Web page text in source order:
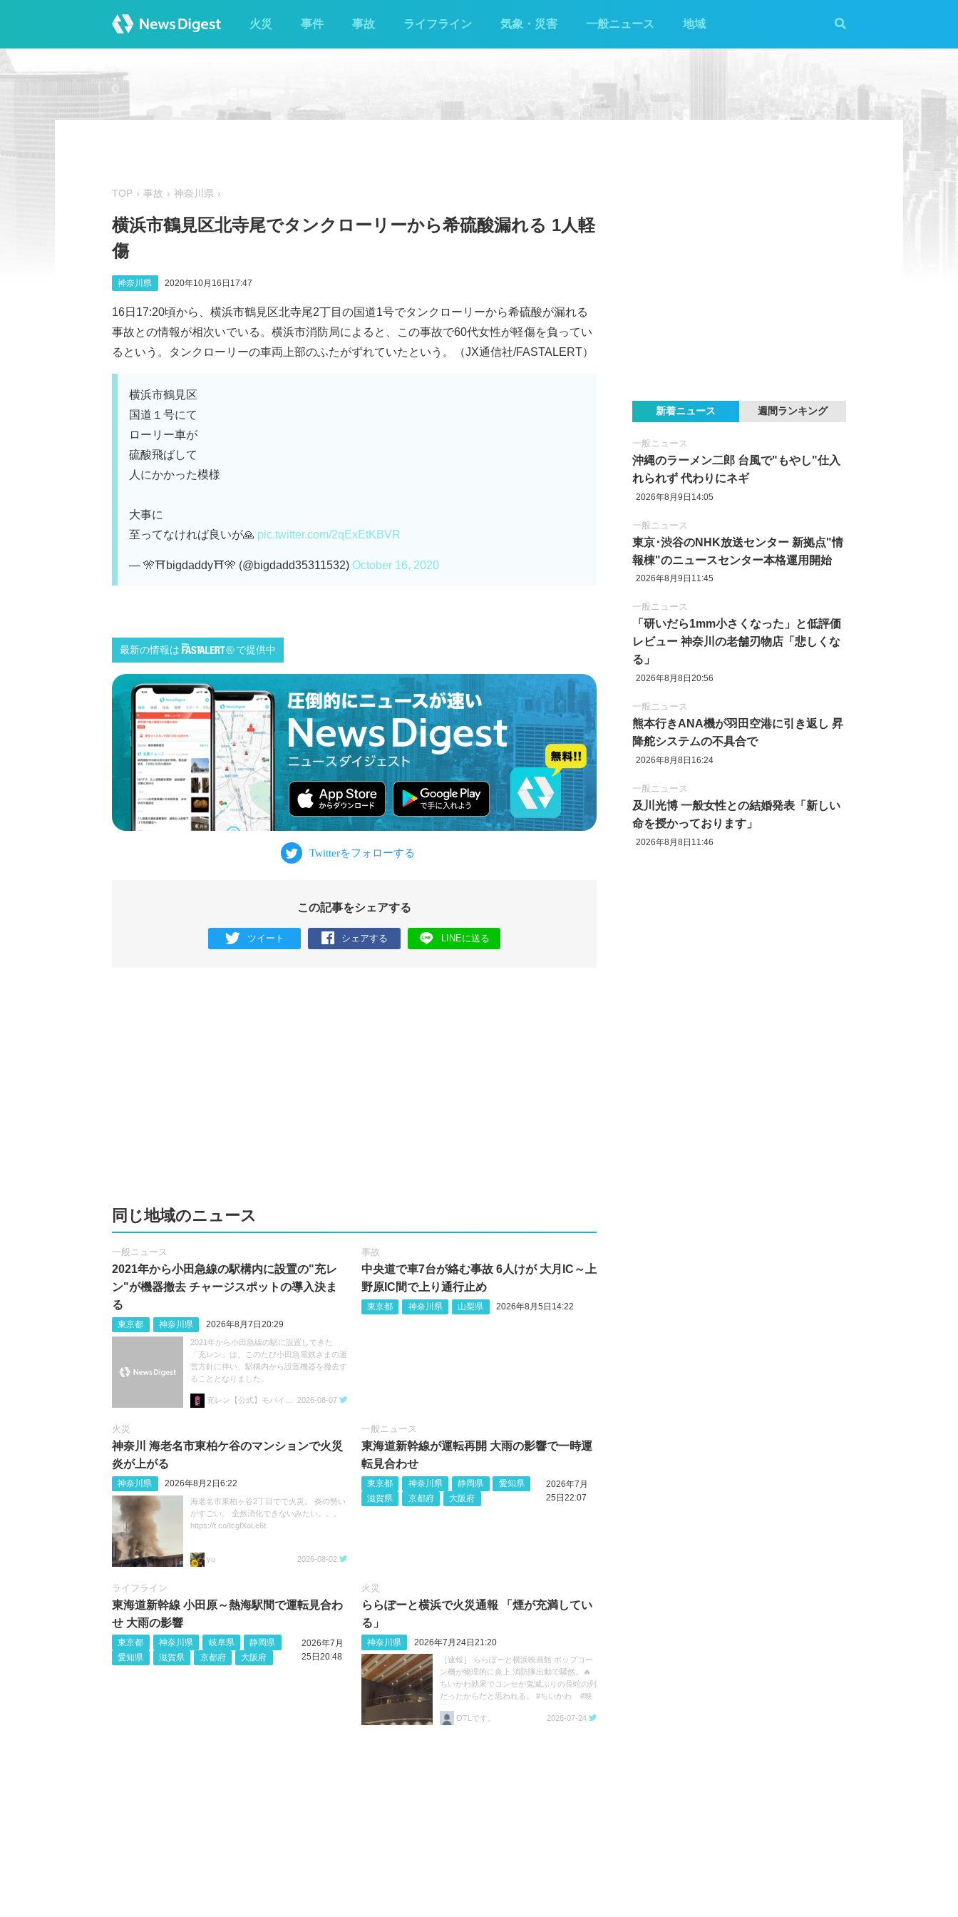
火災 事件 事故 ライフライン 気象・災害 一般ニュース 地域
TOP 事故 神奈川県
横浜市鶴見区北寺尾でタンクローリーから希硫酸漏れる 1人軽
傷
神奈川県 2020年10月16日17:47
16日17:20頃から、横浜市鶴見区北寺尾2丁目の国道1号でタンクローリーから希硫酸が漏れる
事故との情報が相次いでいる。横浜市消防局によると、この事故で60代女性が軽傷を負ってい
るという。タンクローリーの車両上部のふたがずれていたという。（JX通信社/FASTALERT）
横浜市鶴見区
国道１号にて
ローリー車が
硫酸飛ばして
人にかかった模様
大事に
至ってなければ良いが🙏 pic.twitter.com/2qExEtKBVR
— 🎌⛩bigdaddy⛩🎌 (@bigdadd35311532) October 16, 2020
最新の情報は で提供中
この記事をシェアする
ツイート シェアする LINEに送る
同じ地域のニュース
一般ニュース
2021年から小田急線の駅構内に設置の"充レ
ン"が機器撤去 チャージスポットの導入決ま
る
東京都 神奈川県 2026年8月7日20:29
2021年から小田急線の駅に設置してきた
「充レン」は、このたび小田急電鉄さまの運
営方針に伴い、駅構内から設置機器を撤去す
ることとなりました。
2026-08-07
事故
中央道で車7台が絡む事故 6人けが 大月IC～上
野原IC間で上り通行止め
東京都 神奈川県 山梨県 2026年8月5日14:22
火災
神奈川 海老名市東柏ケ谷のマンションで火災
炎が上がる
神奈川県 2026年8月2日6:22
海老名市東柏ヶ谷2丁目でで火災。 炎の勢い
がすごい。 全然消化できないみたい。。。
https://t.co/tcgfXoLe6t
yu 2026-08-02
一般ニュース
東海道新幹線が運転再開 大雨の影響で一時運
転見合わせ
東京都 神奈川県 静岡県
愛知県
滋賀県
京都府 大阪府
2026年7月
25日22:07
ライフライン
東海道新幹線 小田原～熱海駅間で運転見合わ
せ 大雨の影響
東京都 神奈川県 岐阜県
静岡県
愛知県
滋賀県 京都府 大阪府
2026年7月
25日20:48
火災
ららぽーと横浜で火災通報 「煙が充満してい
る」
神奈川県 2026年7月24日21:20
［速報］ ららぽーと横浜映画館 ポップコー
ン機が物理的に炎上 消防隊出動で騒然。🔥
ちいかわ効果でコンセが鬼滅ぶりの長蛇の列
だったからだと思われる。 #ちいかわ #映
OTLです。
2026-07-24
新着ニュース 週間ランキング
一般ニュース
沖縄のラーメン二郎 台風で"もやし"仕入
れられず 代わりにネギ
2026年8月9日14:05
一般ニュース
東京‪･‬渋谷のNHK放送センター 新拠点"情
報棟"のニュースセンター本格運用開始
2026年8月9日11:45
一般ニュース
「研いだら1mm小さくなった」と低評価
レビュー 神奈川の老舗刃物店「悲しくな
る」
2026年8月8日20:56
一般ニュース
熊本行きANA機が羽田空港に引き返し 昇
降舵システムの不具合で
2026年8月8日16:24
一般ニュース
及川光博 一般女性との結婚発表「新しい
命を授かっております」
2026年8月8日11:46